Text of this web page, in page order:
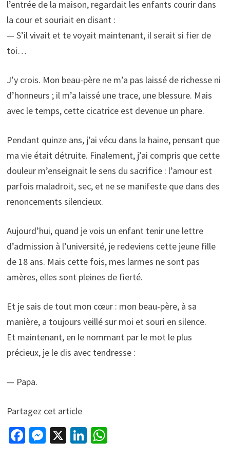
l’entrée de la maison, regardait les enfants courir dans
la cour et souriait en disant :
— S’il vivait et te voyait maintenant, il serait si fier de
toi…
J’y crois. Mon beau-père ne m’a pas laissé de richesse ni
d’honneurs ; il m’a laissé une trace, une blessure. Mais
avec le temps, cette cicatrice est devenue un phare.
Pendant quinze ans, j’ai vécu dans la haine, pensant que
ma vie était détruite. Finalement, j’ai compris que cette
douleur m’enseignait le sens du sacrifice : l’amour est
parfois maladroit, sec, et ne se manifeste que dans des
renoncements silencieux.
Aujourd’hui, quand je vois un enfant tenir une lettre
d’admission à l’université, je redeviens cette jeune fille
de 18 ans. Mais cette fois, mes larmes ne sont pas
amères, elles sont pleines de fierté.
Et je sais de tout mon cœur : mon beau-père, à sa
manière, a toujours veillé sur moi et souri en silence.
Et maintenant, en le nommant par le mot le plus
précieux, je le dis avec tendresse :
— Papa.
Partagez cet article
Fa M X Li W